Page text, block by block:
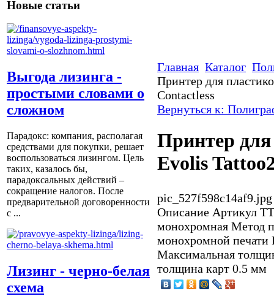
Новые статьи
Выгода лизинга -
простыми словами о
сложном
Парадокс: компания, располагая
средствами для покупки, решает
воспользоваться лизингом. Цель
таких, казалось бы,
парадоксальных действий –
сокращение налогов. После
предварительной договоренности
с ...
Лизинг - черно-белая
схема
Главная Каталог
Принтер для
Contactless
Вернуться к:
Принтер
Evolis
pic_527f598c14af9.jpg
Описание Артикул
монохромная Метод
монохромной печати
Максимальная
толщина карт 0.5 мм